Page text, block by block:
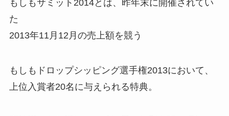
もしもサミット2014とは、昨年末に開催されてい
た
2013年11月12月の売上額を競う
もしもドロップシッピング選手権2013において、
上位入賞者20名に与えられる特典。